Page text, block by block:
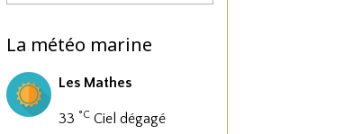
La météo marine
Les Mathes
33 °C Ciel dégagé